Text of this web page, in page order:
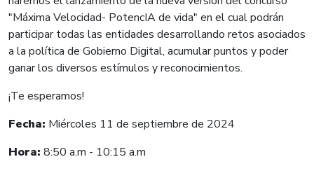
"Máxima Velocidad- PotencIA de vida" en el cual podrán
participar todas las entidades desarrollando retos asociados
a la política de Gobierno Digital, acumular puntos y poder
ganar los diversos estímulos y reconocimientos.
¡Te esperamos!
Fecha: Miércoles 11 de septiembre de 2024
Hora: 8:50 a.m - 10:15 a.m